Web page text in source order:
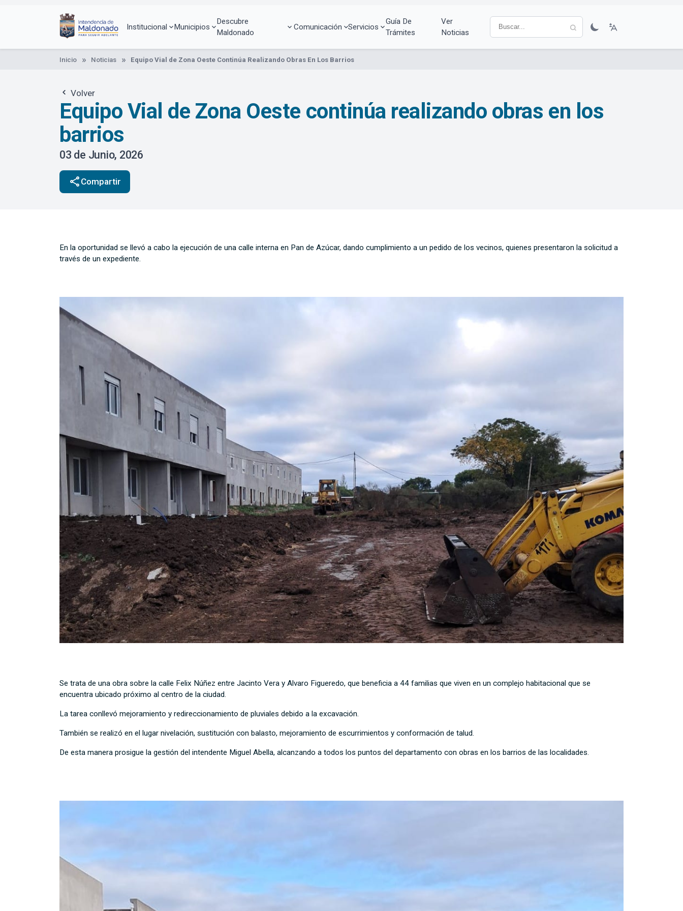
Institucional Municipios
Descubre
Maldonado
Comunicación Servicios
Guía De
Trámites
Ver
Noticias
Inicio Noticias Equipo Vial de Zona Oeste Continúa Realizando Obras En Los Barrios
Volver
Equipo Vial de Zona Oeste continúa realizando obras en los
barrios
03 de Junio, 2026
share Compartir
En la oportunidad se llevó a cabo la ejecución de una calle interna en Pan de Azúcar, dando cumplimiento a un pedido de los vecinos, quienes presentaron la solicitud a
través de un expediente.
Se trata de una obra sobre la calle Felix Núñez entre Jacinto Vera y Alvaro Figueredo, que beneficia a 44 familias que viven en un complejo habitacional que se
encuentra ubicado próximo al centro de la ciudad.
La tarea conllevó mejoramiento y redireccionamiento de pluviales debido a la excavación.
También se realizó en el lugar nivelación, sustitución con balasto, mejoramiento de escurrimientos y conformación de talud.
De esta manera prosigue la gestión del intendente Miguel Abella, alcanzando a todos los puntos del departamento con obras en los barrios de las localidades.